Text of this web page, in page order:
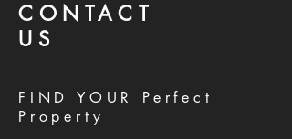
CONTACT
US
FIND YOUR Perfect
Property